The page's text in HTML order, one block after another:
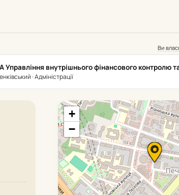
Ви
Управління внутрішнього фінансового контролю
· Адміністрації
+
−